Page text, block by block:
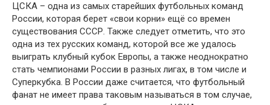
ЦСКА – одна из самых старейших футбольных команд
России, которая берет «свои корни» ещё со времен
существования СССР. Также следует отметить, что это
одна из тех русских команд, которой все же удалось
выиграть клубный кубок Европы, а также неоднократно
стать чемпионами России в разных лигах, в том числе и
Суперкубка. В России даже считается, что футбольный
фанат не имеет права таковым называться в том случае,